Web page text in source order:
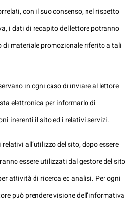
con il suo consenso, nel rispetto
i dati di recapito del lettore potranno
di materiale promozionale riferito a tali
in ogni caso di inviare al lettore
elettronica per informarlo di
inerenti il sito ed i relativi servizi.
all’utilizzo del sito, dopo essere
essere utilizzati dal gestore del sito
attività di ricerca ed analisi. Per ogni
può prendere visione dell’informativa